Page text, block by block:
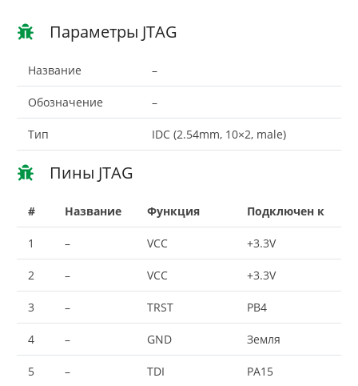
Параметры JTAG
Название –
Обозначение –
Тип IDC (2.54mm, 10×2, male)
Пины JTAG
# Название Функция Подключен к
1 – VCC +3.3V
2 – VCC +3.3V
3 – TRST PB4
4 – GND Земля
5 – TDI PA15